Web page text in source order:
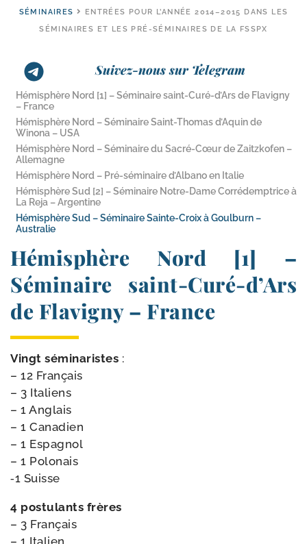
SÉMINAIRES
ENTRÉES POUR L’ANNÉE 2014–2015 DANS LES
SÉMINAIRES ET LES PRÉ-​SÉMINAIRES DE LA FSSPX
Suivez-nous sur Telegram
Hémisphère Nord [1] – Séminaire saint-​Curé-​d’Ars de Flavigny
– France
Hémisphère Nord – Séminaire Saint-​Thomas d’Aquin de
Winona – USA
Hémisphère Nord – Séminaire du Sacré-​Cœur de Zaitzkofen –
Allemagne
Hémisphère Nord – Pré-​séminaire d’Albano en Italie
Hémisphère Sud [2] – Séminaire Notre-​Dame Corrédemptrice à
La Reja – Argentine
Hémisphère Sud – Séminaire Sainte-​Croix à Goulburn –
Australie
Hémisphère Nord [1] –
Séminaire saint-​Curé-​d’Ars
de Flavigny – France
Vingt sémi­na­ristes :
– 12 Français
– 3 Italiens
– 1 Anglais
– 1 Canadien
– 1 Espagnol
– 1 Polonais
‑1 Suisse
4 pos­tu­lants frères
– 3 Français
– 1 Italien